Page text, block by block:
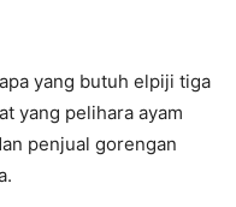
yang butuh elpiji tiga
yang pelihara ayam
penjual gorengan